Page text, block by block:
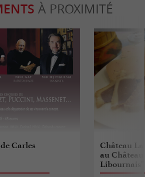
À PROXIMITÉ
Carles
Château
au
Libournais"